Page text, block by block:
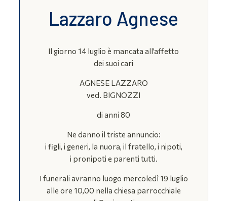
Lazzaro Agnese
Il giorno 14 luglio è mancata all’affetto
dei suoi cari
AGNESE LAZZARO
ved. BIGNOZZI
di anni 80
Ne danno il triste annuncio:
i figli, i generi, la nuora, il fratello, i nipoti,
i pronipoti e parenti tutti.
I funerali avranno luogo mercoledì 19 luglio
alle ore 10,00 nella chiesa parrocchiale